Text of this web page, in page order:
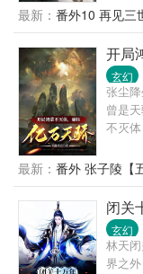
花都
古仙
石燚
成混
回，
我闭
长河
界尽
剑魄
剑魂
…… 直
古仙
蚓都
帝？
最新： 番外10 再见三
开局
玄幻
张尘
曾是
不灭
首！
墟，
骄尽
最新： 番外 张子陵【
闭关
玄幻
林天
界之